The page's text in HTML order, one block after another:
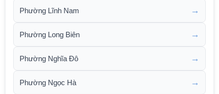
Phường Lĩnh Nam →
Phường Long Biên →
Phường Nghĩa Đô →
Phường Ngọc Hà →